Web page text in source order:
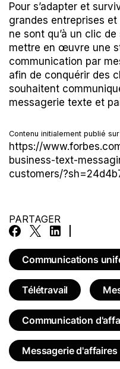
Pour s’adapter et
grandes entreprises
ne sont qu’à un clic
mettre en œuvre une
communication par
afin de conquérir des
souhaitent
messagerie texte et
Contenu initialement publié
https://
business-text-
customers/
PARTAGER
Communications
Télétravail
Communication
Messagerie d'affaires